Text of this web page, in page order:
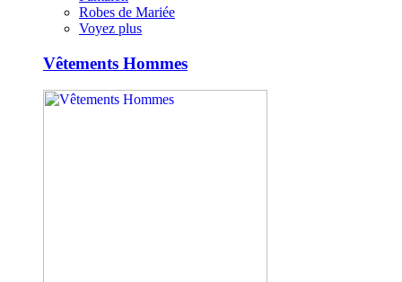
Robes de Mariée
Voyez plus
Vêtements Hommes